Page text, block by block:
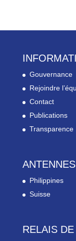
Gouvernance
Rejoindre
Contact
Publications
Transparence
Philippines
Suisse
RELAIS